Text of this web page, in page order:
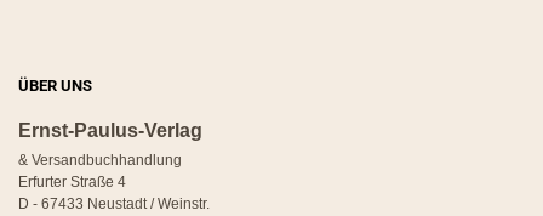
ÜBER UNS
Ernst-Paulus-Verlag
& Versandbuchhandlung
Erfurter Straße 4
D - 67433 Neustadt / Weinstr.